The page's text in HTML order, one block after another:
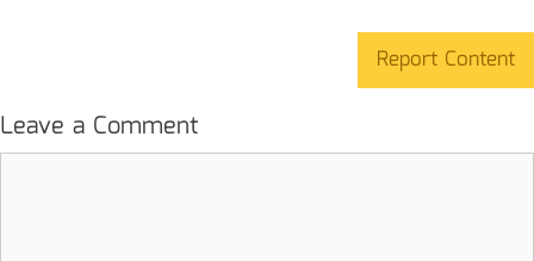
Report Content
Leave a Comment